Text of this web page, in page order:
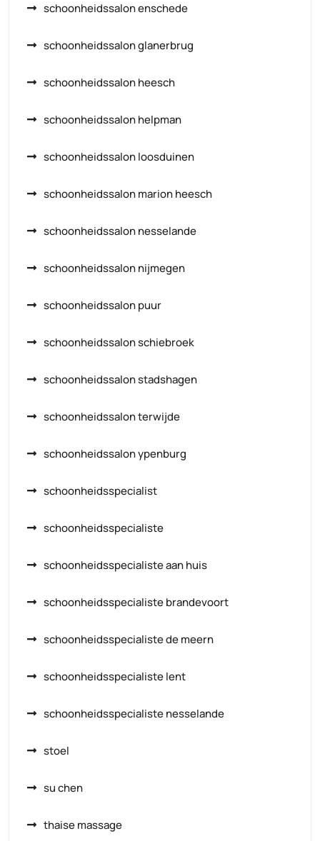
schoonheidssalon enschede
schoonheidssalon glanerbrug
schoonheidssalon heesch
schoonheidssalon helpman
schoonheidssalon loosduinen
schoonheidssalon marion heesch
schoonheidssalon nesselande
schoonheidssalon nijmegen
schoonheidssalon puur
schoonheidssalon schiebroek
schoonheidssalon stadshagen
schoonheidssalon terwijde
schoonheidssalon ypenburg
schoonheidsspecialist
schoonheidsspecialiste
schoonheidsspecialiste aan huis
schoonheidsspecialiste brandevoort
schoonheidsspecialiste de meern
schoonheidsspecialiste lent
schoonheidsspecialiste nesselande
stoel
su chen
thaise massage